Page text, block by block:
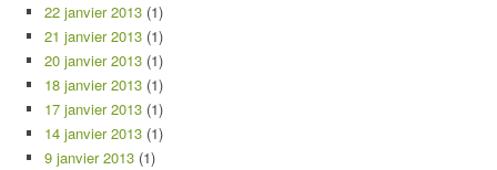
22 janvier 2013 (1)
21 janvier 2013 (1)
20 janvier 2013 (1)
18 janvier 2013 (1)
17 janvier 2013 (1)
14 janvier 2013 (1)
9 janvier 2013 (1)